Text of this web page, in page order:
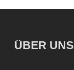
ÜBER UNS